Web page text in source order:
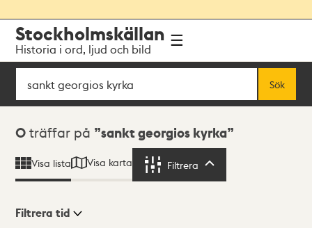
navigationen
huvudinnehållet
Stockholmskällan
Historia i ord, ljud och bild
Sök
Sök
Sökresultat
0 träffar på sankt georgios kyrka
Visa lista Visa karta Filtrera
Filtrera tid